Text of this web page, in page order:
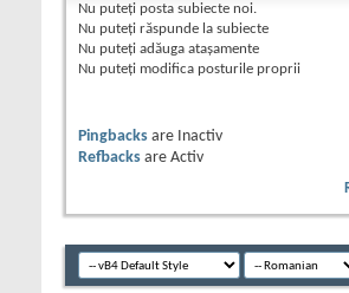
Nu puteţi posta subiecte noi.
Nu puteţi răspunde la subiecte
Nu puteţi adăuga ataşamente
Nu puteţi modifica posturile proprii
Pingbacks are
Inactiv
Refbacks are Activ